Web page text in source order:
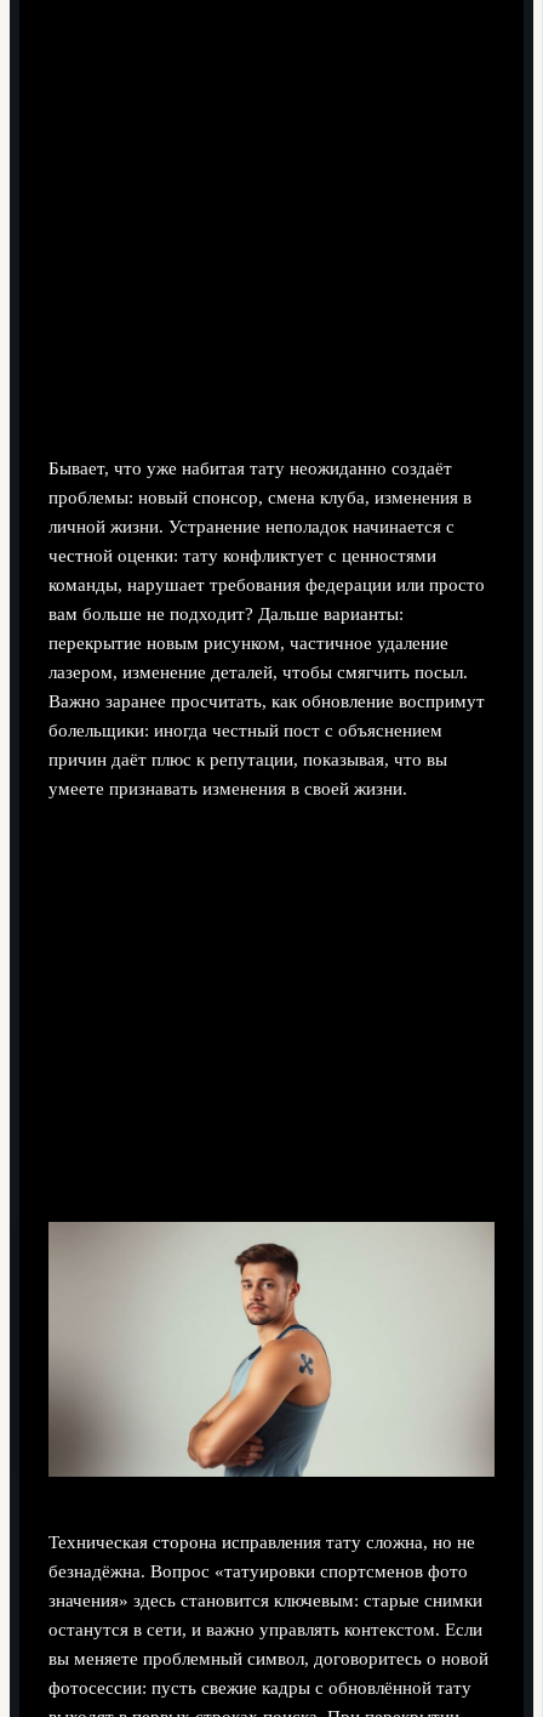
Бывает, что уже набитая тату неожиданно создаёт
проблемы: новый спонсор, смена клуба, изменения в
личной жизни. Устранение неполадок начинается с
честной оценки: тату конфликтует с ценностями
команды, нарушает требования федерации или просто
вам больше не подходит? Дальше варианты:
перекрытие новым рисунком, частичное удаление
лазером, изменение деталей, чтобы смягчить посыл.
Важно заранее просчитать, как обновление воспримут
болельщики: иногда честный пост с объяснением
причин даёт плюс к репутации, показывая, что вы
умеете признавать изменения в своей жизни.
Техническая сторона исправления тату сложна, но не
безнадёжна. Вопрос «татуировки спортсменов фото
значения» здесь становится ключевым: старые снимки
останутся в сети, и важно управлять контекстом. Если
вы меняете проблемный символ, договоритесь о новой
фотосессии: пусть свежие кадры с обновлённой тату